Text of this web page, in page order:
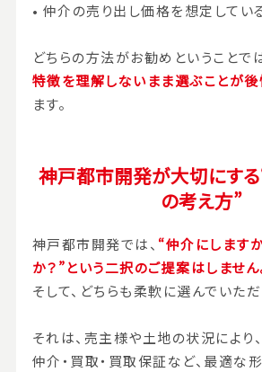
• 仲介の売り出し価格を想定してい
どちらの方法がお勧めということでは
特徴を理解しないまま選ぶことが
ます。
神戸都市開発が大切にす
の考え方”
神戸都市開発では、 “仲介にします
か？”という二択のご提案はしません
そして、どちらも柔軟に選んでいただ
それは、売主様や土地の状況により、
仲介・買取・買取保証など、最適な